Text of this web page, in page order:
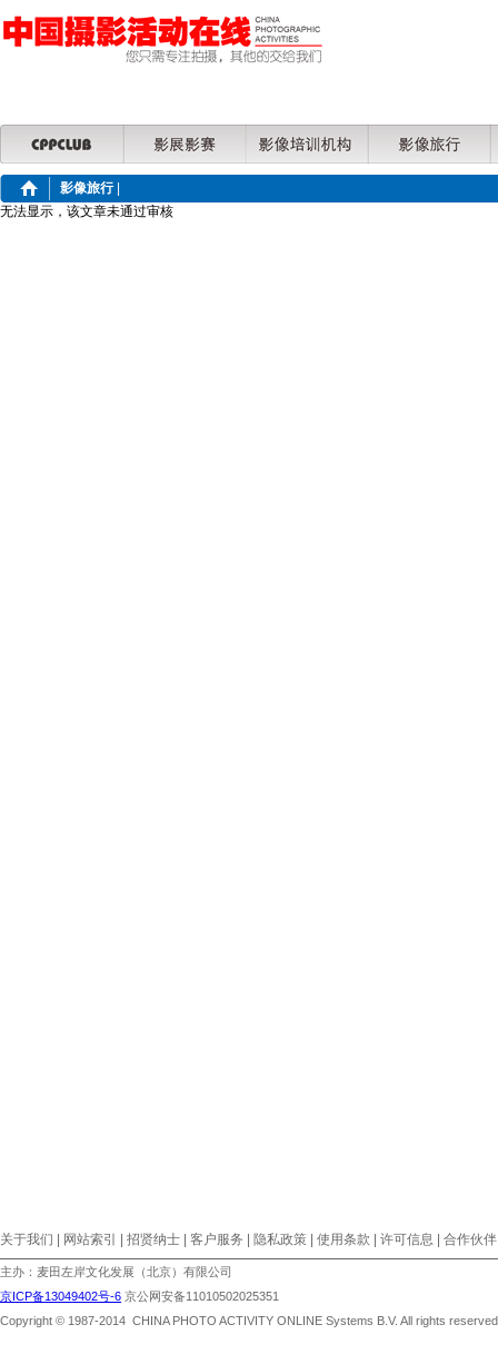
影像旅行|
无法显示，该文章未通过审核
关于我们 | 网站索引 | 招贤纳士 | 客户服务 | 隐私政策 | 使用条款 | 许可信息 | 合作伙伴
主办：麦田左岸文化发展（北京）有限公司
京ICP备13049402号-6 京公网安备11010502025351
Copyright © 1987-2014 CHINA PHOTO ACTIVITY ONLINE Systems B.V. All rights